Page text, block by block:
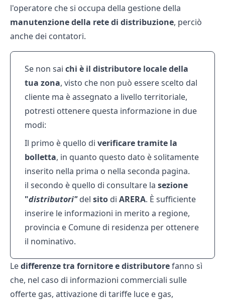
l'operatore che si occupa della gestione della
manutenzione della rete di distribuzione, perciò
anche dei contatori.
Se non sai chi è il distributore locale della
tua zona, visto che non può essere scelto dal
cliente ma è assegnato a livello territoriale,
potresti ottenere questa informazione in due
modi:
Il primo è quello di verificare tramite la
bolletta, in quanto questo dato è solitamente
inserito nella prima o nella seconda pagina.
il secondo è quello di consultare la sezione
"distributori" del sito di ARERA. È sufficiente
inserire le informazioni in merito a regione,
provincia e Comune di residenza per ottenere
il nominativo.
Ledifferenze tra fornitore e distributorefanno sì
che, nel caso di informazioni commerciali sulle
offerte gas, attivazione di tariffe luce e gas,